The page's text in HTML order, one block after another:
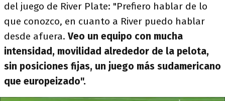
del juego de River Plate: "Prefiero hablar de lo
que conozco, en cuanto a River puedo hablar
desde afuera.Veo un equipo con mucha
intensidad, movilidad alrededor de la pelota,
sin posiciones fijas, un juego más sudamericano
que europeizado".